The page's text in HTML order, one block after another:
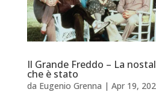
Il Grande Freddo – La
che è stato
da Eugenio Grenna | Apr 19,